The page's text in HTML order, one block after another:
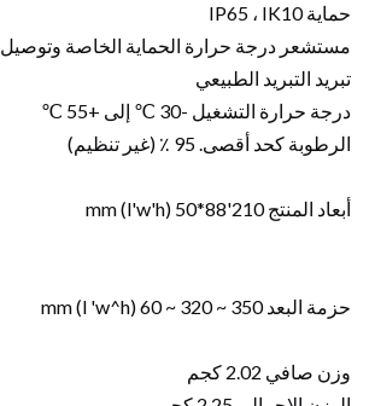
حماية IP65 ، IK10
مستشعر درجة حرارة الحماية الخاصة وتوصيل dapter
تبريد التبريد الطبيعي
درجة حرارة التشغيل -30 ℃ إلى +55 ℃
الرطوبة كحد أقصى. 95 ٪ (غير تنظيم)
أبعاد المنتج 210'88*50 (l'w'h) mm
حزمة البعد 350 ~ 320 ~ 60 (l 'w^h) mm
وزن صافي 2.02 كجم